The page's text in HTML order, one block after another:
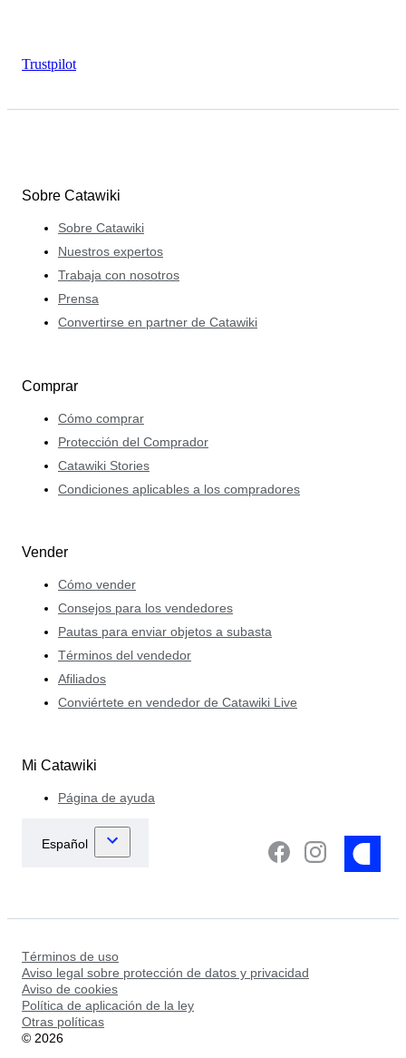
Trustpilot
Sobre Catawiki
Sobre Catawiki
Nuestros expertos
Trabaja con nosotros
Prensa
Convertirse en partner de Catawiki
Comprar
Cómo comprar
Protección del Comprador
Catawiki Stories
Condiciones aplicables a los compradores
Vender
Cómo vender
Consejos para los vendedores
Pautas para enviar objetos a subasta
Términos del vendedor
Afiliados
Conviértete en vendedor de Catawiki Live
Mi Catawiki
Página de ayuda
Términos de uso
Aviso legal sobre protección de datos y privacidad
Aviso de cookies
Política de aplicación de la ley
Otras políticas
© 2026